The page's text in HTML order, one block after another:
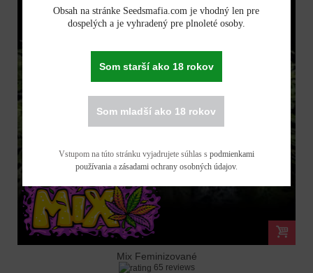
Mix Feminizované
65 reviews
Obsah na stránke Seedsmafia.com je vhodný len pre
dospelých a je vyhradený pre plnoleté osoby.
Som starší ako 18 rokov
Som mladší ako 18 rokov
Vstupom na túto stránku vyjadrujete súhlas s podmienkami
používaniaa zásadami ochrany osobných údajov.